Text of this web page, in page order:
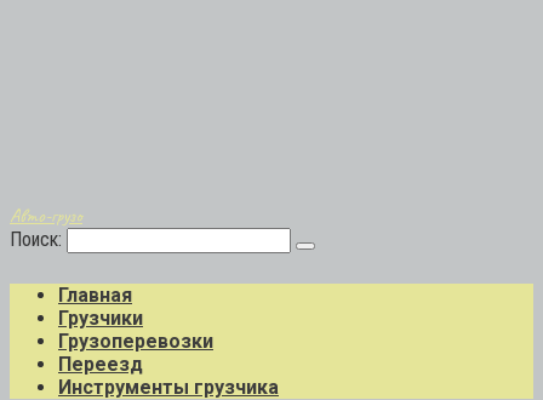
Авто-грузо
Поиск:
Главная
Грузчики
Грузоперевозки
Переезд
Инструменты грузчика